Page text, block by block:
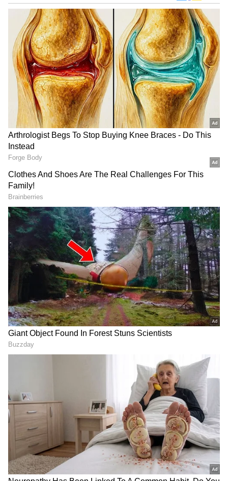
திரையுலக பிரபலங்கள் மற்றும் ரசிகர்கள்
சமூக வலைதளங்கள் மூலம் வாழ்த்து
தெரிவித்த நிலையில், நடிகை த்ரிஷாவின்
பதிவு எப்போது வெளியாகும் என்ற
எதிர்பார்ப்பும் ரசிகர்கள் மத்தியில்
நிலவியது.
ஏசியாநெட் தமிழ்-ஐ உங்கள் முதன்மைத்
தேர்வாக்குங்கள்
2
4
Image Credit : Trish/ Instagram
இன்ஸ்டாகிராமில் கவனம் ஈர்த்த
புகைப்படம்
இந்நிலையில், த்ரிஷா தனது